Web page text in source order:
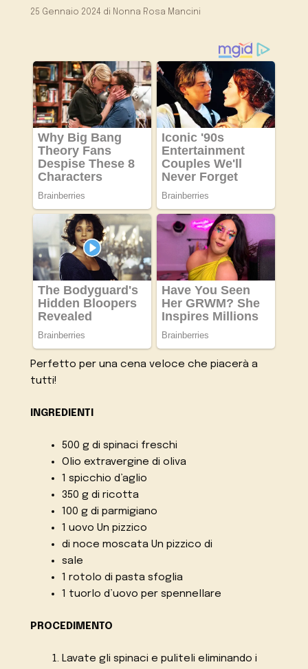
25 Gennaio 2024 di Nonna Rosa Mancini
Perfetto per una cena veloce che piacerà a
tutti!
INGREDIENTI
500 g di spinaci freschi
Olio extravergine di oliva
1 spicchio d’aglio
350 g di ricotta
100 g di parmigiano
1 uovo Un pizzico
di noce moscata Un pizzico di
sale
1 rotolo di pasta sfoglia
1 tuorlo d’uovo per spennellare
PROCEDIMENTO
Lavate gli spinaci e puliteli eliminando i